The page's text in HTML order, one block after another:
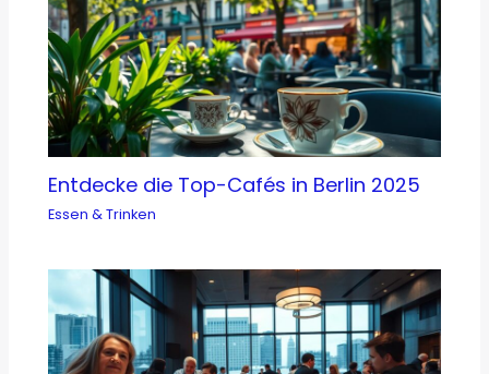
Entdecke die Top-Cafés in Berlin 2025
Essen & Trinken